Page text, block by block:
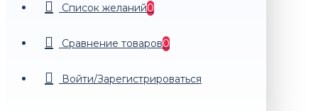
Список желаний0
Сравнение товаров0
Войти/Зарегистрироваться